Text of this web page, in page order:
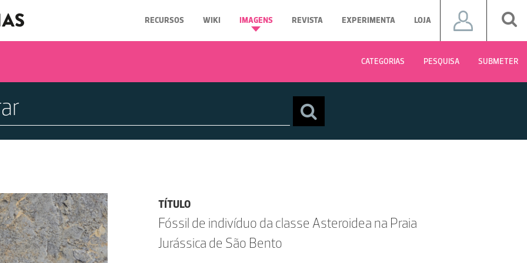
RECURSOS WIKI IMAGENS REVISTA EXPERIMENTA LOJA
CATEGORIAS PESQUISA SUBMETER
TÍTULO
Fóssil de indivíduo da classe Asteroidea na Praia
Jurássica de São Bento